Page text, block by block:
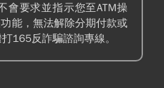
會要求並指示您至ATM操
能，無法解除分期付款或
165反詐騙諮詢專線。